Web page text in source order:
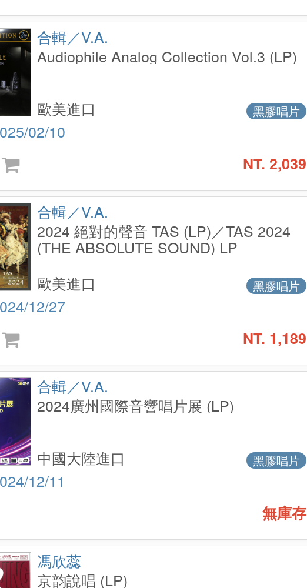
合輯／V.A.
Audiophile Analog Collection Vol.3 (LP)
02/10
黑膠唱片
歐美進口
NT. 2,039
合輯／V.A.
2024 絕對的聲音 TAS (LP)／TAS 2024
(THE ABSOLUTE SOUND) LP
12/27
黑膠唱片
歐美進口
NT. 1,189
合輯／V.A.
2024廣州國際音響唱片展 (LP)
12/11
黑膠唱片
中國大陸進口
無庫存
馮欣蕊
京韵說唱 (LP)